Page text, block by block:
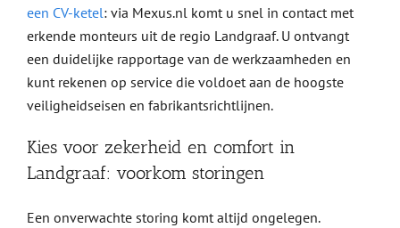
een CV-ketel: via Mexus.nl komt u snel in contact met
erkende monteurs uit de regio Landgraaf. U ontvangt
een duidelijke rapportage van de werkzaamheden en
kunt rekenen op service die voldoet aan de hoogste
veiligheidseisen en fabrikantsrichtlijnen.
Kies voor zekerheid en comfort in
Landgraaf: voorkom storingen
Een onverwachte storing komt altijd ongelegen.